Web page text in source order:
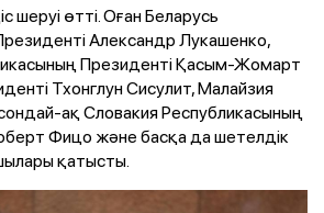
шеруі өтті. Оған Беларусь
Александр Лукашенко,
Президенті Қасым-Жомарт
Тхонглун Сисулит, Малайзия
ақ Словакия Республикасының
Фицо және басқа да шетелдік
қатысты.